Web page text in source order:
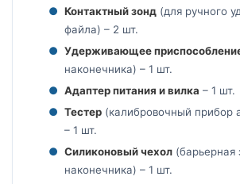
Контактный зонд (для ручного
файла) – 2 шт.
Удерживающее
наконечника) – 1 шт.
Адаптер питания и вилка – 1 шт.
Тестер (калибровочный прибор
– 1 шт.
Силиконовый чехол (барьерная
наконечника) – 1 шт.